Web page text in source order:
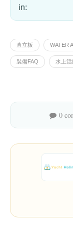
in:
直立板 WATER
裝備FAQ 水上活
0